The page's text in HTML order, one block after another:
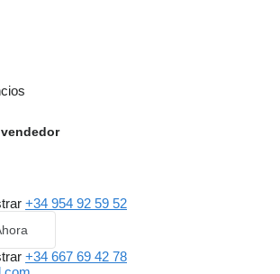
+34 954 92 59 52
+34 667 69 42 78